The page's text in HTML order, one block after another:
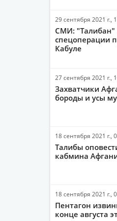
29 сентября 2021 г.,
СМИ: "Талибан"
спецоперации
Кабуле
27 сентября 2021 г.,
Захватчики
бороды и усы
18 сентября 2021 г.,
Талибы
кабмина
18 сентября 2021 г.,
Пентагон
конце августа